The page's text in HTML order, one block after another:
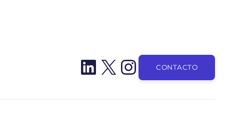
LinkedIn
X Instagram
CONTACTO